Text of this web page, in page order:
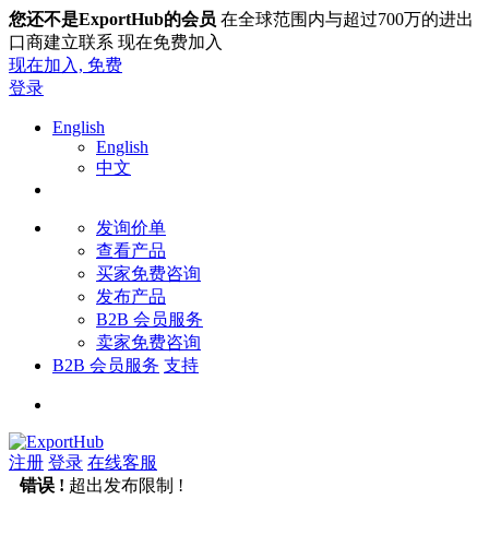
您还不是ExportHub的会员 在全球范围内与超过700万的进出
口商建立联系 现在免费加入
现在加入, 免费
登录
English
English
中文
发询价单
查看产品
买家免费咨询
发布产品
B2B 会员服务
卖家免费咨询
B2B 会员服务 支持
注册 登录 在线客服
错误 ! 超出发布限制 !